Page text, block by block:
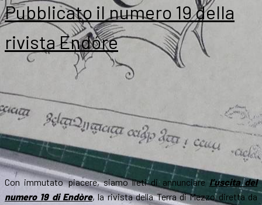
Pubblicato il numero 19 della
rivista Endóre
Con immutato piacere, siamo lieti di annunciare l’uscita del
numero 19 di Endòre, la rivista della Terra di Mezzo diretta da